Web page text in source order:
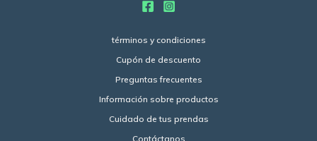
términos y condiciones
Cupón de descuento
Preguntas frecuentes
Información sobre productos
Cuidado de tus prendas
Contáctanos